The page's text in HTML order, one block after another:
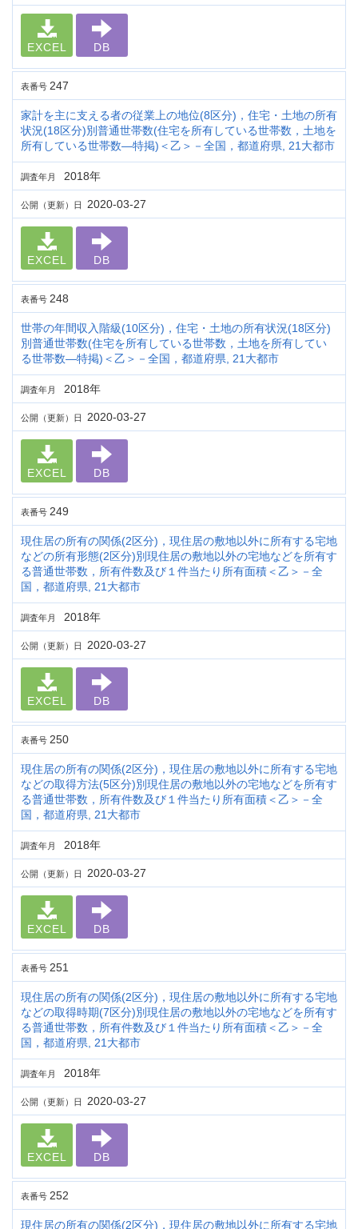
EXCEL DB
表番号 247
家計を主に支える者の従業上の地位(8区分)，住宅・土地の所有
状況(18区分)別普通世帯数(住宅を所有している世帯数，土地を
所有している世帯数―特掲)＜乙＞－全国，都道府県, 21大都市
調査年月 2018年
公開（更新）日 2020-03-27
EXCEL DB
表番号 248
世帯の年間収入階級(10区分)，住宅・土地の所有状況(18区分)
別普通世帯数(住宅を所有している世帯数，土地を所有してい
る世帯数―特掲)＜乙＞－全国，都道府県, 21大都市
調査年月 2018年
公開（更新）日 2020-03-27
EXCEL DB
表番号 249
現住居の所有の関係(2区分)，現住居の敷地以外に所有する宅地
などの所有形態(2区分)別現住居の敷地以外の宅地などを所有す
る普通世帯数，所有件数及び１件当たり所有面積＜乙＞－全
国，都道府県, 21大都市
調査年月 2018年
公開（更新）日 2020-03-27
EXCEL DB
表番号 250
現住居の所有の関係(2区分)，現住居の敷地以外に所有する宅地
などの取得方法(5区分)別現住居の敷地以外の宅地などを所有す
る普通世帯数，所有件数及び１件当たり所有面積＜乙＞－全
国，都道府県, 21大都市
調査年月 2018年
公開（更新）日 2020-03-27
EXCEL DB
表番号 251
現住居の所有の関係(2区分)，現住居の敷地以外に所有する宅地
などの取得時期(7区分)別現住居の敷地以外の宅地などを所有す
る普通世帯数，所有件数及び１件当たり所有面積＜乙＞－全
国，都道府県, 21大都市
調査年月 2018年
公開（更新）日 2020-03-27
EXCEL DB
表番号 252
現住居の所有の関係(2区分)，現住居の敷地以外に所有する宅地